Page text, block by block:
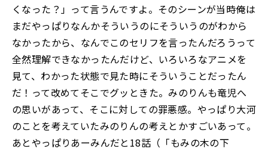
くなった？」って言うんですよ。そのシーンが当時俺は
まだやっぱりなんかそういうのにそういうのがわから
なかったから、なんでこのセリフを言ったんだろうって
全然理解できなかったんだけど、いろいろなアニメを
見て、わかった状態で見た時にそういうことだったん
だ！って改めてそこでグッときた。みのりんも竜児へ
の思いがあって、そこに対しての罪悪感。やっぱり大河
のことを考えていたみのりんの考えとかすごいあって。
あとやっぱりあーみんだと18話（「もみの木の下